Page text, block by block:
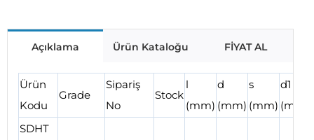
Açıklama Ürün Kataloğu FİYAT AL
Ürün
Kodu
Grade
Sipariş
No
Stock
l
(mm)
d
(mm)
s
(mm)
d1
(mm)
SDHT